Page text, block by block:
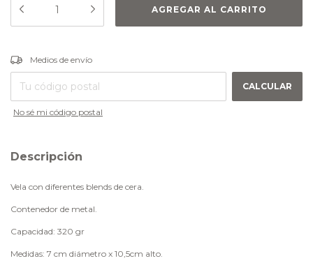
Entregas para el CP:
Medios de envío
CALCULAR
No sé mi código postal
Descripción
Vela con diferentes blends de cera.
Contenedor de metal.
Capacidad: 320 gr
Medidas: 7 cm diámetro x 10,5cm alto.